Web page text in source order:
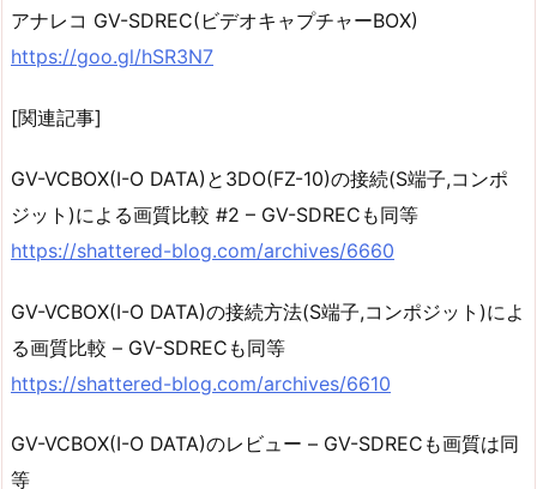
アナレコ GV-SDREC(ビデオキャプチャーBOX)
https://goo.gl/hSR3N7
[関連記事]
GV-VCBOX(I-O DATA)と3DO(FZ-10)の接続(S端子,コンポ
ジット)による画質比較 #2 – GV-SDRECも同等
https://shattered-blog.com/archives/6660
GV-VCBOX(I-O DATA)の接続方法(S端子,コンポジット)によ
る画質比較 – GV-SDRECも同等
https://shattered-blog.com/archives/6610
GV-VCBOX(I-O DATA)のレビュー – GV-SDRECも画質は同
等